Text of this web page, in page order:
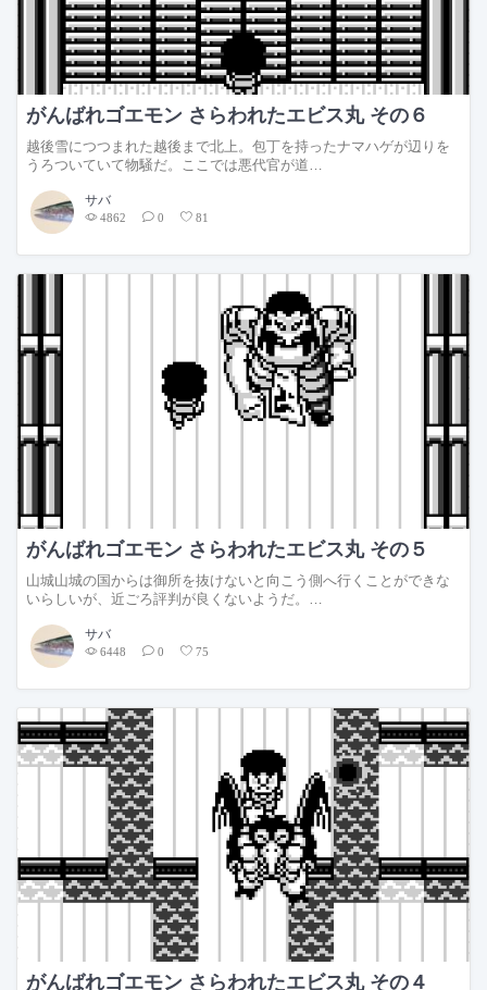
がんばれゴエモン さらわれたエビス丸 その６
越後雪につつまれた越後まで北上。包丁を持ったナマハゲが辺りを
うろついていて物騒だ。ここでは悪代官が道…
サバ
4862 0 81
がんばれゴエモン さらわれたエビス丸 その５
山城山城の国からは御所を抜けないと向こう側へ行くことができな
いらしいが、近ごろ評判が良くないようだ。…
サバ
6448 0 75
がんばれゴエモン さらわれたエビス丸 その４